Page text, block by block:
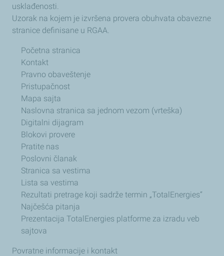
usklađenosti.
Uzorak na kojem je izvršena provera obuhvata obavezne
stranice definisane u RGAA.
Početna stranica
Kontakt
Pravno obaveštenje
Pristupačnost
Mapa sajta
Naslovna stranica sa jednom vezom (vrteška)
Digitalni dijagram
Blokovi provere
Pratite nas
Poslovni članak
Stranica sa vestima
Lista sa vestima
Rezultati pretrage koji sadrže termin „TotalEnergies“
Najčešća pitanja
Prezentacija TotalEnergies platforme za izradu veb
sajtova
Povratne informacije i kontakt